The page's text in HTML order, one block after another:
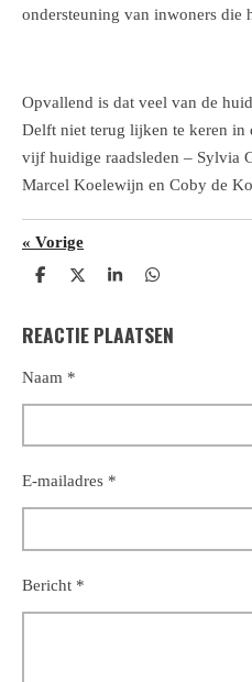
ondersteuning van inwoners die
Opvallend is dat veel van de
Delft niet terug lijken te keren in
vijf huidige raadsleden – Sylvia
Marcel Koelewijn en Coby de
« Vorige
D
e
n
D
l
S
r
e
D
e
n
REACTIE PLAATSEN
Naam *
E-mailadres *
Bericht *